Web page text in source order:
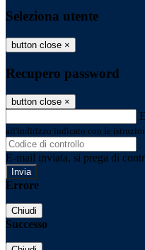
Seleziona utente
button close ×
Recupero password
button close ×
all'indirizzo indicato con le
E-mail inviata, si prega di
Errore
Chiudi
Successo